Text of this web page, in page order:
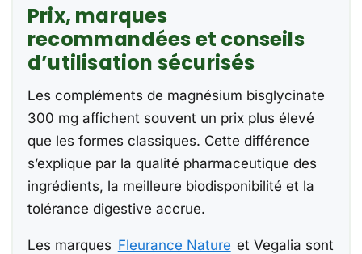
Prix, marques
recommandées et conseils
d’utilisation sécurisés
Les compléments de magnésium bisglycinate
300 mg affichent souvent un prix plus élevé
que les formes classiques. Cette différence
s’explique par la qualité pharmaceutique des
ingrédients, la meilleure biodisponibilité et la
tolérance digestive accrue.
Les marques Fleurance Nature et Vegalia sont